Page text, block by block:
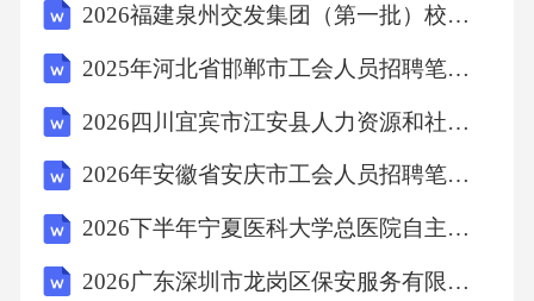
、。
Ⅰ
GB/T40417—2021
电子特气六氟丁二烯
2026福建泉州交发集团（第一批）校园招聘89人笔试模拟试题及答案详解
2025年河北省邯郸市工会人员招聘笔试试题及答案详解
2026四川宜宾市江安县人力资源和社会保障局第二次公开招聘编外聘用人员31人考试模拟试题及答案详解
2026年安徽省安庆市工会人员招聘笔试参考题库及答案详解
2026下半年宁夏医科大学总医院自主招聘高层次人员36人考试模拟试题及答案详解
2026广东深圳市龙岗区保安服务有限公司招聘290人笔试模拟试题及答案详解